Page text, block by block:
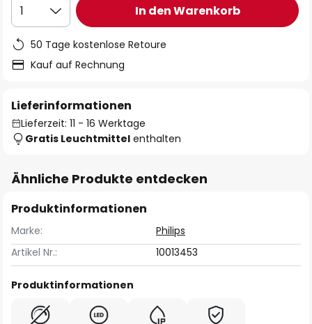
1 In den Warenkorb
50 Tage kostenlose Retoure
Kauf auf Rechnung
Lieferinformationen
Lieferzeit: 11 - 16 Werktage
Gratis Leuchtmittel enthalten
Ähnliche Produkte entdecken
Produktinformationen
Marke:
Philips
Artikel Nr.:
10013453
Produktinformationen